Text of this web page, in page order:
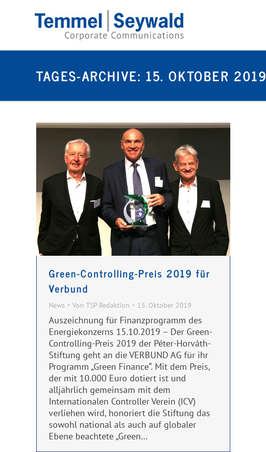
TAGES-ARCHIVE: 15. OKTOBER 2019
Green-Controlling-Preis 2019 für
Verbund
News Von TSP Redaktion 15. Oktober 2019
Auszeichnung für Finanzprogramm des
Energiekonzerns 15.10.2019 – Der Green-
Controlling-Preis 2019 der Péter-Horváth-
Stiftung geht an die VERBUND AG für ihr
Programm „Green Finance“. Mit dem Preis,
der mit 10.000 Euro dotiert ist und
alljährlich gemeinsam mit dem
Internationalen Controller Verein (ICV)
verliehen wird, honoriert die Stiftung das
sowohl national als auch auf globaler
Ebene beachtete „Green…